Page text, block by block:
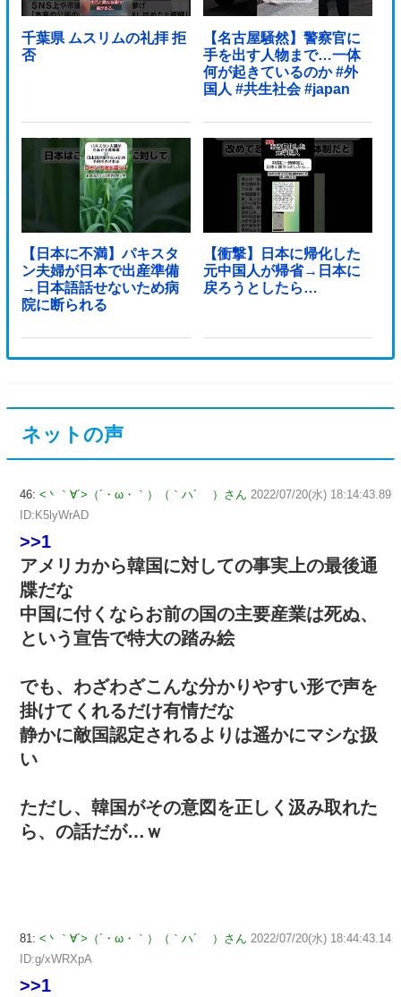
千葉県 ムスリムの礼拝 拒
否
【名古屋騒然】警察官に
手を出す人物まで…一体
何が起きているのか #外
国人 #共生社会 #japan
【日本に不満】パキスタ
ン夫婦が日本で出産準備
→日本語話せないため病
院に断られる
【衝撃】日本に帰化した
元中国人が帰省→日本に
戻ろうとしたら…
ネットの声
46: <丶｀∀´>（´・ω・｀）（｀ハ´ ）さん 2022/07/20(水) 18:14:43.89
ID:K5lyWrAD
>>1
アメリカから韓国に対しての事実上の最後通
牒だな
中国に付くならお前の国の主要産業は死ぬ、
という宣告で特大の踏み絵
でも、わざわざこんな分かりやすい形で声を
掛けてくれるだけ有情だな
静かに敵国認定されるよりは遥かにマシな扱
い
ただし、韓国がその意図を正しく汲み取れた
ら、の話だが…ｗ
81: <丶｀∀´>（´・ω・｀）（｀ハ´ ）さん 2022/07/20(水) 18:44:43.14
ID:g/xWRXpA
>>1